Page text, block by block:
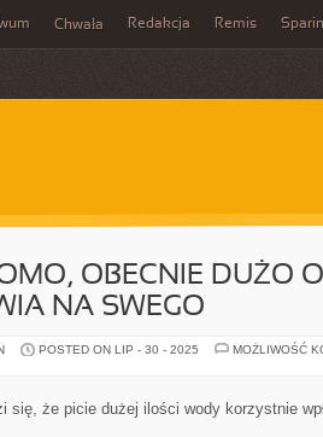
Chwała Redakcja Remis
OBECNIE DUŻO
NA SWEGO
POSTED ON LIP - 30 - 2025
MOŻLIWOŚĆ
się, że picie dużej ilości wody korzystnie